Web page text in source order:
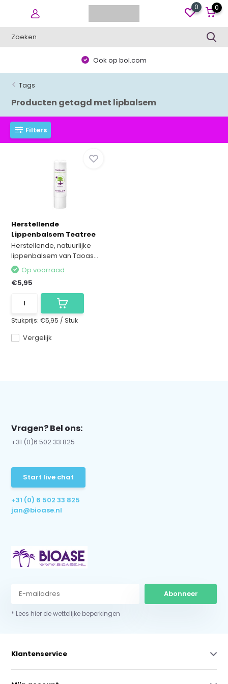
0 0
Ook op bol.com
Tags
Producten getagd met lipbalsem
Filters
Herstellende
Lippenbalsem Teatree
Herstellende, natuurlijke
lippenbalsem van Taoas...
Vergelijk
Op voorraad
€5,95
Stukprijs:€5,95 / Stuk
Vragen? Bel ons:
+31 (0)6 502 33 825
Start live chat
+31 (0) 6 502 33 825
jan@bioase.nl
Abonneer
* Lees hier de wettelijke beperkingen
Klantenservice